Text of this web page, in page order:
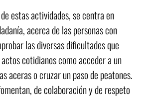
estas actividades, se centra en
acerca de las personas con
las diversas dificultades que
cotidianos como acceder a un
aceras o cruzar un paso de peatones.
de colaboración y de respeto